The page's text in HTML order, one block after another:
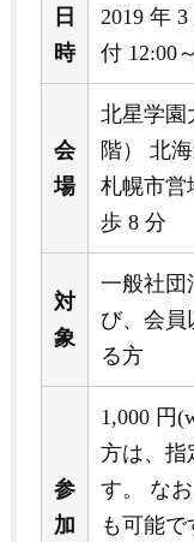
日
時
2019 年
付 12:00
会
場
北星学園
階） 北
札幌市営
歩 8 分
対
象
一般社団
び、会員
る方
参
加
1,000 円
方は、指
す。 な
も可能で